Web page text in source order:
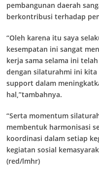
pembangunan daerah
berkontribusi terhadap
“Oleh karena itu saya
kesempatan ini sangat
kerja sama selama ini
dengan silaturahmi ini
support dalam
hal,”tambahnya.
“Serta momentum
membentuk harmonisasi
koordinasi dalam setiap
kegiatan sosial
(red/lmhr)